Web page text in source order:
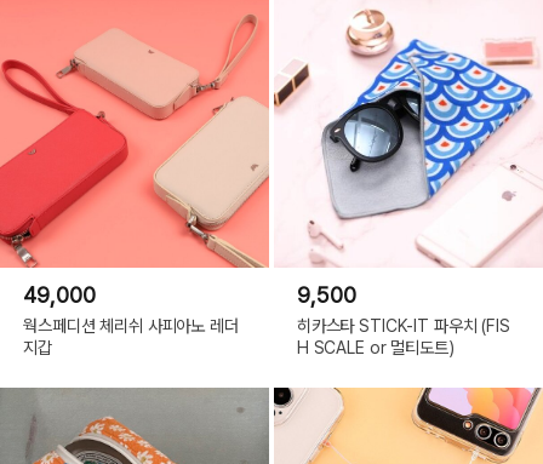
49,000
웍스페디션 체리쉬 사피아노 레더
지갑
9,500
히카스타 STICK-IT 파우치 (FIS
H SCALE or 멀티도트)